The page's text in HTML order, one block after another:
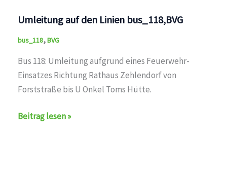
Umleitung auf den Linien bus_118,BVG
bus_118,BVG
Bus 118: Umleitung aufgrund eines Feuerwehr-
Einsatzes Richtung Rathaus Zehlendorf von
Forststraße bis U Onkel Toms Hütte.
Umleitung
Beitrag lesen »